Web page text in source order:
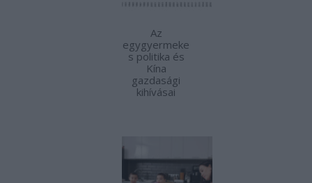
Az
egygyermeke
s politika és
Kína
gazdasági
kihívásai